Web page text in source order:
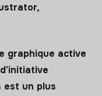
graphique active
est un plus